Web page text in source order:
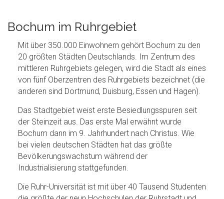
Bochum im Ruhrgebiet
Mit über 350.000 Einwohnern gehört Bochum zu den
20 größten Städten Deutschlands. Im Zentrum des
mittleren Ruhrgebiets gelegen, wird die Stadt als eines
von fünf Oberzentren des Ruhrgebiets bezeichnet (die
anderen sind Dortmund, Duisburg, Essen und Hagen).
Das Stadtgebiet weist erste Besiedlungsspuren seit
der Steinzeit aus. Das erste Mal erwähnt wurde
Bochum dann im 9. Jahrhundert nach Christus. Wie
bei vielen deutschen Städten hat das größte
Bevölkerungswachstum während der
Industrialisierung stattgefunden.
Die Ruhr-Universität ist mit über 40 Tausend Studenten